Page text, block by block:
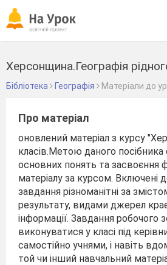
Херсонщина.Географія
Бібліотека Географія Матеріали до
Про матеріал
оновлений матеріал з курсу
класів.Метою даного посібника
основних понять та засвоєння
матеріалу за курсом. Включені
завдання різноманітні за
результату, видами джерел
інформації. Завдання
виконуватися у класі під
самостійно учнями, і навіть
той чи інший навчальний